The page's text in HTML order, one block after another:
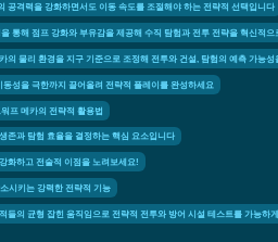
공격력을 강화하면서도 이동 속도를 조절해야 하는 전략적 선택입니다
통해 점프 강화와 부유감을 제공해 수직 탐험과 전투 전략을 혁신적으
의 물리 환경을 지구 기준으로 조정해 전투와 건설, 탐험의 예측 가능
성을 극한까지 끌어올려 전략적 플레이를 완성하세요
프 메카의 전략적 활용법
존과 탐험 효율을 결정하는 핵심 요소입니다
화하고 전술적 이점을 노려보세요!
시키는 강력한 전략적 기능
의 균형 잡힌 움직임으로 전략적 전투와 방어 시설 테스트를 가능하